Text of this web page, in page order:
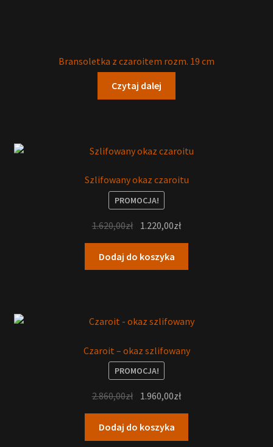
Bransoletka z czaroitem rozm. 19 cm
Czytaj dalej
Szlifowany okaz czaroitu
PROMOCJA!
1.620,00zł 1.220,00zł
Dodaj do koszyka
Czaroit – okaz szlifowany
PROMOCJA!
2.860,00zł 1.960,00zł
Dodaj do koszyka